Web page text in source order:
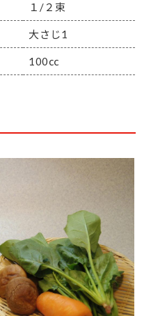
１/２束
大さじ1
100㏄